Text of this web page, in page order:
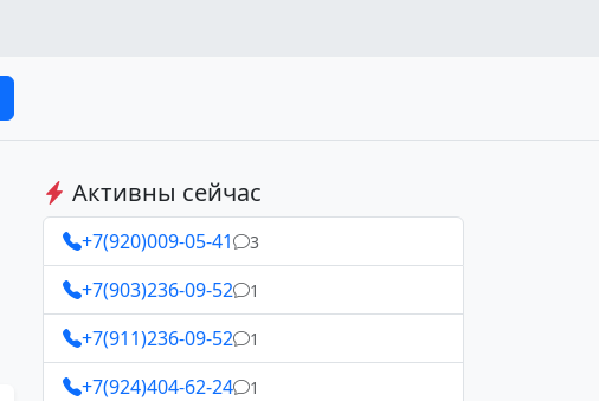
Активны сейчас
+7(920)009-05-41 3
+7(903)236-09-52 1
+7(911)236-09-52 1
+7(924)404-62-24 1